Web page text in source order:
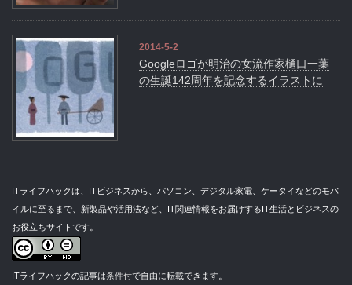
2014-5-2
Googleロゴが明治の女流作家樋口一葉
の生誕142周年を記念するイラストに
ITライフハックは、ITビジネスから、パソコン、デジタル家電、ケータイなどのモバ
イルに至るまで、新製品や活用法など、IT関連情報をお届けするIT生活とビジネスの
お役立ちサイトです。
ITライフハックの記事は条件付で自由に転載できます。